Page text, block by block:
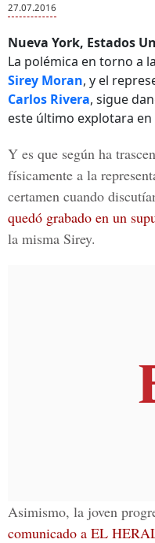
27.07.2016
Nueva York, Estados
La polémica en torno a la
Sirey Moran, y el
Carlos Rivera, sigue
este último explotara en
Y es que según ha
físicamente a la
certamen cuando
quedó grabado en un
la misma Sirey.
Asimismo, la joven
comunicado a EL